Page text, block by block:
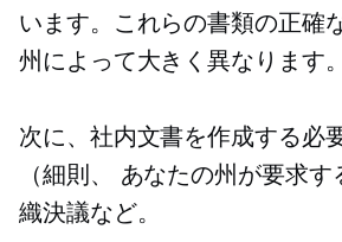
います。これらの書類の正確
州によって大きく異なります。
次に、社内文書を作成する必
（細則、
あなたの州が要求す
織決議など。